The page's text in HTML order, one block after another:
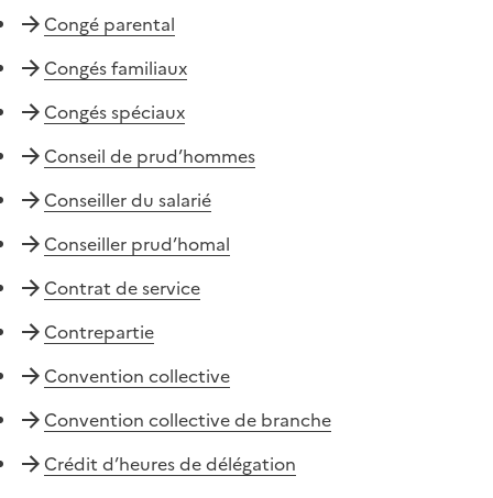
Congé parental
Congés familiaux
Congés spéciaux
Conseil de prud’hommes
Conseiller du salarié
Conseiller prud’homal
Contrat de service
Contrepartie
Convention collective
Convention collective de branche
Crédit d’heures de délégation